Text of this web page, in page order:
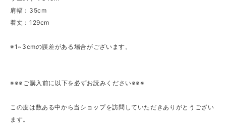
肩幅：35cm
着丈：129cm
※1~3cmの誤差がある場合がございます。
※※※ご購入前に以下を必ずお読みください※※※
この度は数ある中から当ショップを訪問していただきありがとうござい
ます。